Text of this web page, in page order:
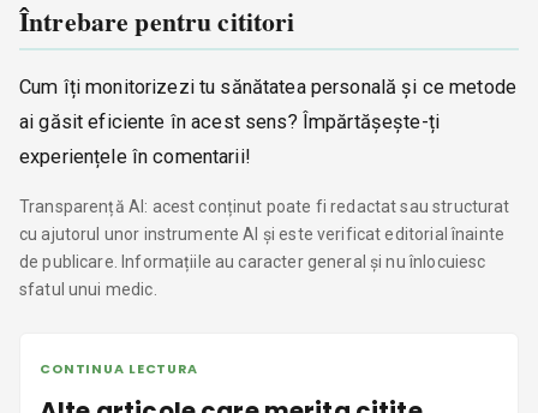
Întrebare pentru cititori
Cum îți monitorizezi tu sănătatea personală și ce metode
ai găsit eficiente în acest sens? Împărtășește-ți
experiențele în comentarii!
Transparență AI: acest conținut poate fi redactat sau structurat
cu ajutorul unor instrumente AI și este verificat editorial înainte
de publicare. Informațiile au caracter general și nu înlocuiesc
sfatul unui medic.
CONTINUA LECTURA